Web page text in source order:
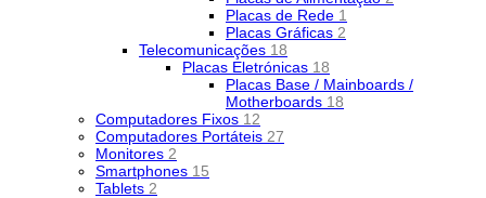
Placas de Rede 1
Placas Gráficas 2
Telecomunicações 18
Placas Eletrónicas 18
Placas Base / Mainboards /
Motherboards 18
Computadores Fixos 12
Computadores Portáteis 27
Monitores 2
Smartphones 15
Tablets 2